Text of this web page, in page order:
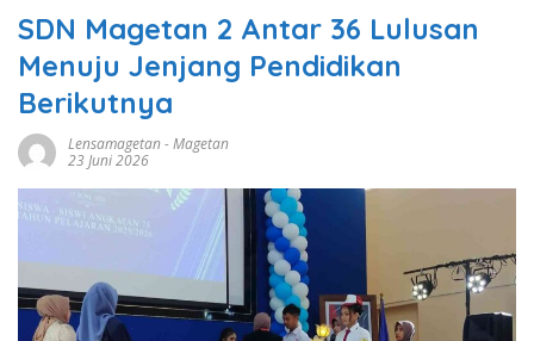
SDN Magetan 2 Antar 36 Lulusan
Menuju Jenjang Pendidikan
Berikutnya
Lensamagetan-Magetan
23 Juni 2026